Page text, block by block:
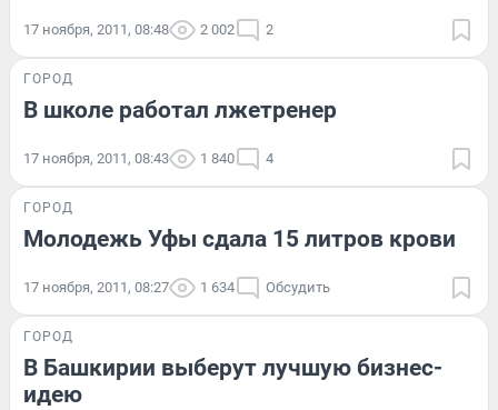
17 ноября, 2011, 08:48 2 002 2
ГОРОД
В школе работал лжетренер
17 ноября, 2011, 08:43 1 840 4
ГОРОД
Молодежь Уфы сдала 15 литров крови
17 ноября, 2011, 08:27 1 634 Обсудить
ГОРОД
В Башкирии выберут лучшую бизнес-
идею